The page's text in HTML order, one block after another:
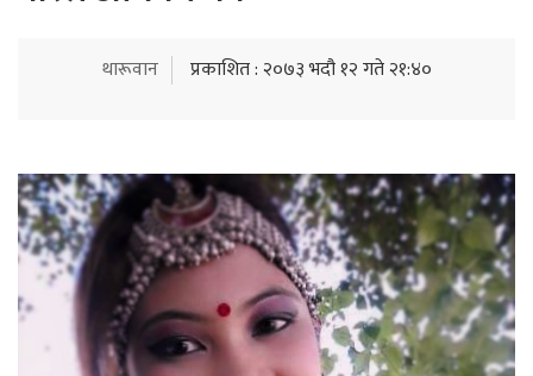
थारूवान प्रकाशित : २०७३ भदौ १२ गते २१:४०